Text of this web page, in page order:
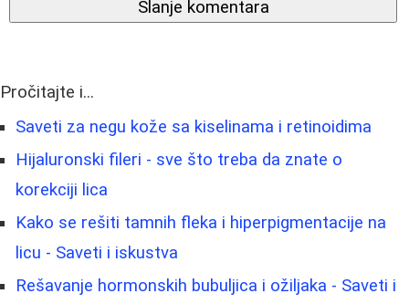
Slanje komentara
Pročitajte i...
Saveti za negu kože sa kiselinama i retinoidima
Hijaluronski fileri - sve što treba da znate o
korekciji lica
Kako se rešiti tamnih fleka i hiperpigmentacije na
licu - Saveti i iskustva
Rešavanje hormonskih bubuljica i ožiljaka - Saveti i